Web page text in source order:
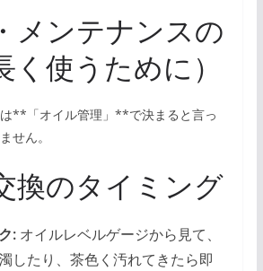
メンテナンスの
く使うために）
**「オイル管理」**で決まると言っ
せん。
換のタイミング
:オイルレベルゲージから見て、
したり、茶色く汚れてきたら即